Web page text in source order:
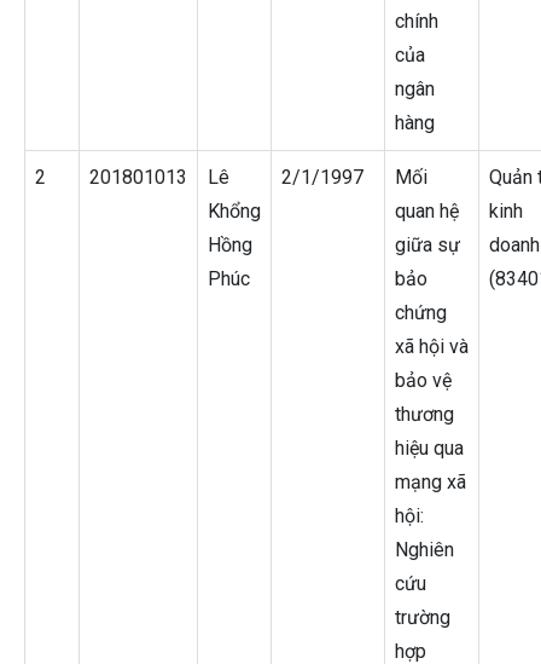
chính
của
ngân
hàng
2 201801013
Lê
Khổng
Hồng
Phúc
2/1/1997
Mối
quan hệ
giữa sự
bảo
chứng
xã hội và
bảo vệ
thương
hiệu qua
mạng xã
hội:
Nghiên
cứu
trường
hợp
Quản
kinh
doanh